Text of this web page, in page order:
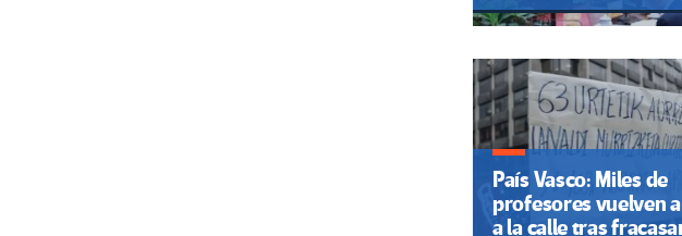
País Vasco: Miles de
profesores vuelven
a la calle tras